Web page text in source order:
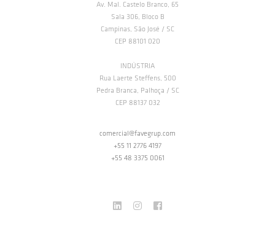
Av. Mal. Castelo Branco, 65
Sala 306, Bloco B
Campinas, São José / SC
CEP 88101 020
INDÚSTRIA
Rua Laerte Steffens, 500
Pedra Branca, Palhoça / SC
CEP 88137 032
comercial@favegrup.com
+55 11 2776 4197
+55 48 3375 0061